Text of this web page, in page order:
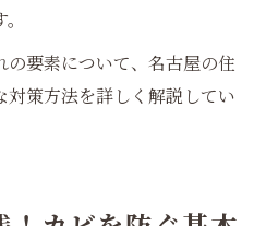
要素について、名古屋の住
策方法を詳しく解説してい